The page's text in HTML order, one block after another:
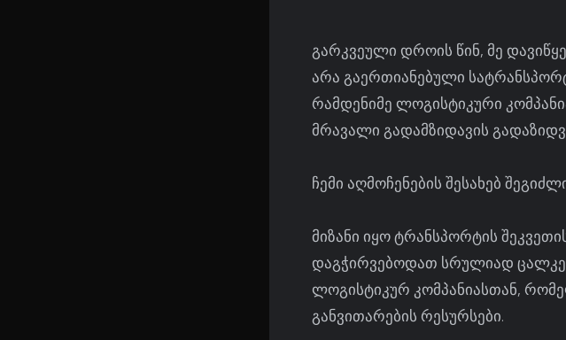
გარკვეული დროის წინ, მე
არა გაერთიანებული
რამდენიმე ლოგისტიკური
მრავალი გადამზიდავის
ჩემი აღმოჩენების შესახებ
მიზანი იყო ტრანსპორტის
დაგჭირვებოდათ სრულიად
ლოგისტიკურ კომპანიასთან,
განვითარების რესურსები.